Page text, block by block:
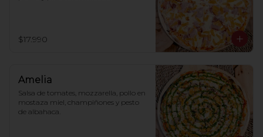
$17.990
Amelia
Salsa de tomates, mozzarella, pollo en
mostaza miel, champiñones y pesto
de albahaca.